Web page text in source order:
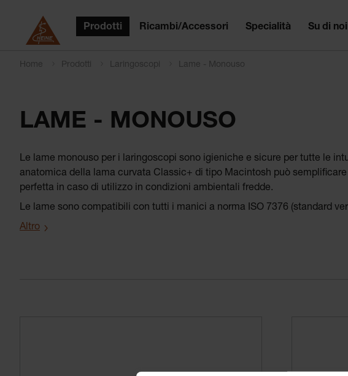
Prodotti Ricambi/Accessori Specialità Su di noi
Home Prodotti Laringoscopi Lame - Monouso
LAME - MONOUSO
Le lame monouso per i laringoscopi sono igieniche e sicure per tutte le
anatomica della lama curvata Classic+ di tipo Macintosh può
perfetta in caso di utilizzo in condizioni ambientali fredde.
Le lame sono compatibili con tutti i manici a norma ISO 7376 (standard
Altro